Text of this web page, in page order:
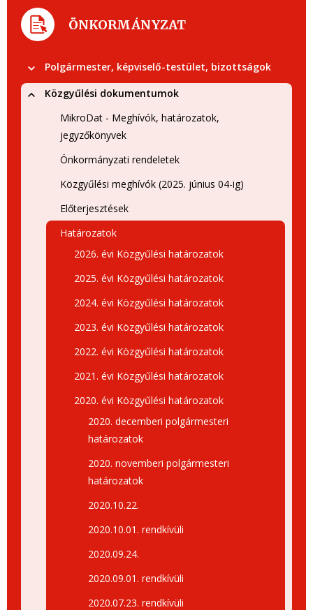
ÖNKORMÁNYZAT
Polgármester, képviselő-testület, bizottságok
Közgyűlési dokumentumok
MikroDat - Meghívók, határozatok,
jegyzőkönyvek
Önkormányzati rendeletek
Közgyűlési meghívók (2025. június 04-ig)
Előterjesztések
Határozatok
2026. évi Közgyűlési határozatok
2025. évi Közgyűlési határozatok
2024. évi Közgyűlési határozatok
2023. évi Közgyűlési határozatok
2022. évi Közgyűlési határozatok
2021. évi Közgyűlési határozatok
2020. évi Közgyűlési határozatok
2020. decemberi polgármesteri
határozatok
2020. novemberi polgármesteri
határozatok
2020.10.22.
2020.10.01. rendkívüli
2020.09.24.
2020.09.01. rendkívüli
2020.07.23. rendkívüli